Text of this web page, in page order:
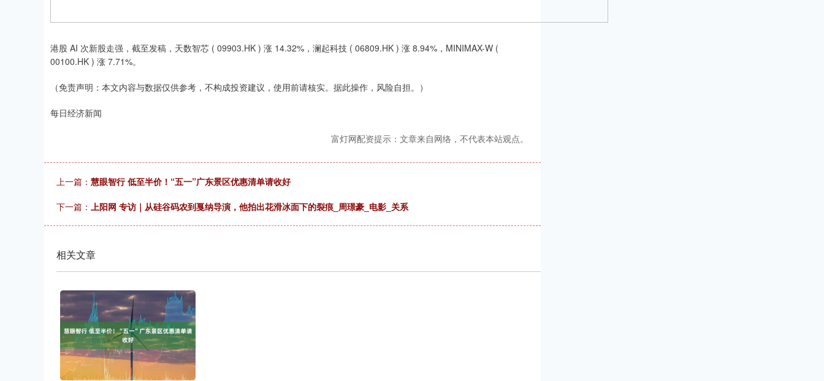
港股 AI 次新股走强，截至发稿，天数智芯 ( 09903.HK ) 涨 14.32%，澜起科技 ( 06809.HK ) 涨 8.94%，MINIMAX-W (
00100.HK ) 涨 7.71%。
（免责声明：本文内容与数据仅供参考，不构成投资建议，使用前请核实。据此操作，风险自担。）
每日经济新闻
富灯网配资提示：文章来自网络，不代表本站观点。
上一篇： 慧眼智行 低至半价！“五一”广东景区优惠清单请收好
下一篇： 上阳网 专访｜从硅谷码农到戛纳导演，他拍出花滑冰面下的裂痕_周璟豪_电影_关系
相关文章